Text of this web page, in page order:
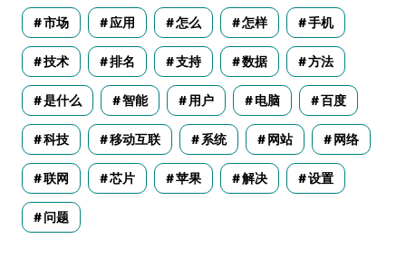
市场 应用 怎么 怎样 手机
技术 排名 支持 数据 方法
是什么 智能 用户 电脑 百度
科技 移动互联 系统 网站 网络
联网 芯片 苹果 解决 设置
问题